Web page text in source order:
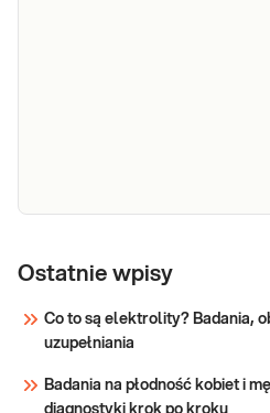
badanie
witamin i
minerałów
Dedykowany dla: Kobiet, Mężczyzn, Dzieci
zrealizuj je w
sprawdź PUNKTY
niedoborów witamin
Ostatnie wpisy
Co to są elektrolity? Badania,
uzupełniania
Badania na płodność kobiet i
diagnostyki krok po kroku